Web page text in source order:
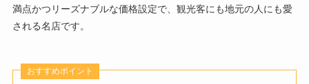
満点かつリーズナブルな価格設定で、観光客にも地元の人にも愛
される名店です。
おすすめポイント